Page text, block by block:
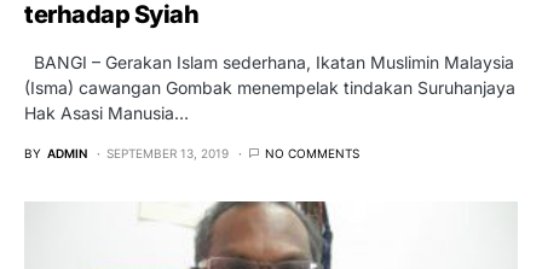
terhadap Syiah
BANGI – Gerakan Islam sederhana, Ikatan Muslimin Malaysia
(Isma) cawangan Gombak menempelak tindakan Suruhanjaya
Hak Asasi Manusia…
BY ADMIN SEPTEMBER 13, 2019 NO COMMENTS